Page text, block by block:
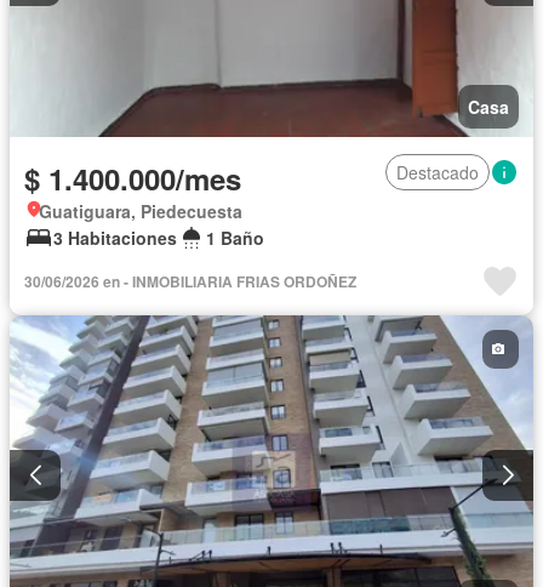
Casa
$ 1.400.000/mes
Destacado
Guatiguara, Piedecuesta
3 Habitaciones
1 Baño
30/06/2026 en - INMOBILIARIA FRIAS ORDOÑEZ